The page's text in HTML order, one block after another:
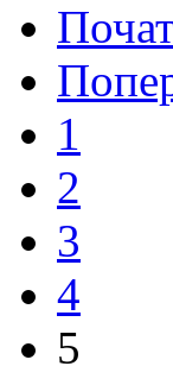
1
2
3
4
5